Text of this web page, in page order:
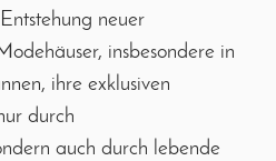
neuer
insbesondere in
ihre exklusiven
durch
auch durch lebende